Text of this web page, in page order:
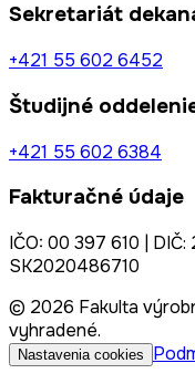
Sekretariát
+421 55 602 6452
Študijné
+421 55 602 6384
Fakturačné údaje
IČO: 00 397 610 |
SK2020486710
© 2026 Fakulta
vyhradené.
Nastavenia cookies